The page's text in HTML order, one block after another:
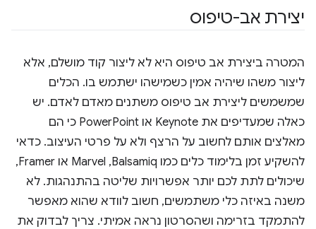
יצירת אב-טיפוס
המטרה ביצירת אב טיפוס היא לא ליצור קוד מושלם, אלא
ליצור משהו שיהיה אמין כשמישהו ישתמש בו. הכלים
שמשמשים ליצירת אב טיפוס משתנים מאדם לאדם. יש
כאלה שמעדיפים את Keynote או PowerPoint כי הם
מאלצים אותם לחשוב על הרצף ולא על פרטי העיצוב. כדאי
להשקיע זמן בלימוד כלים כמו Balsamiq,‏ Marvel או Framer,
שיכולים לתת לכם יותר אפשרויות שליטה בהתנהגות. לא
משנה באיזה כלי משתמשים, חשוב לוודא שהוא מאפשר
להתמקד בזרימה ושהסרטון נראה אמיתי. צריך לבדוק את